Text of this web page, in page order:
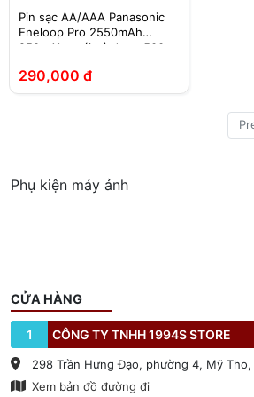
Pin sạc AA/AAA Panasonic
Eneloop Pro 2550mAh
950mAh – tái sử dụng 500
290,000 đ
Phụ kiện máy ảnh
CỬA HÀNG
1 CÔNG TY TNHH 1994S STORE
298 Trần Hưng Đạo, phường 4, Mỹ
Xem bản đồ đường đi